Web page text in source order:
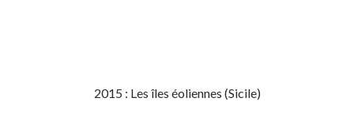
2015 : Les îles éoliennes (Sicile)